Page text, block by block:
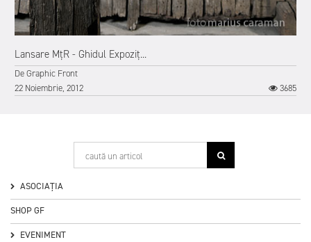
Lansare MțR - Ghidul Expoziț...
DeGraphic Front
22 Noiembrie, 2012
3685
ASOCIAȚIA
SHOP GF
EVENIMENT